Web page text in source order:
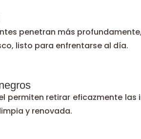
penetran más
listo para enfrentarse al día.
permiten retirar eficazmente
y renovada.